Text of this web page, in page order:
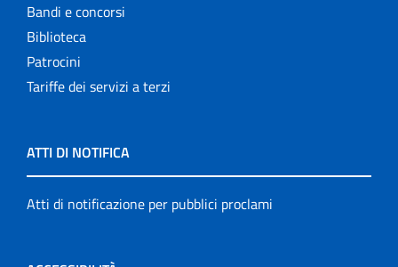
Bandi e concorsi
Biblioteca
Patrocini
Tariffe dei servizi a terzi
ATTI DI NOTIFICA
Atti di notificazione per pubblici proclami